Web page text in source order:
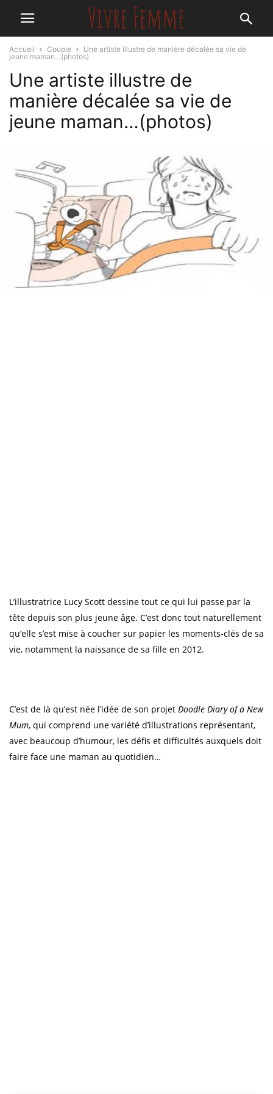
Accueil Couple
Une artiste illustre de manière décalée sa vie de
jeune maman…(photos)
Une artiste illustre de
manière décalée sa vie de
jeune maman…(photos)
L’illustratrice Lucy Scott dessine tout ce qui lui passe par la
tête depuis son plus jeune âge. C’est donc tout naturellement
qu’elle s’est mise à coucher sur papier les moments-clés de sa
vie, notamment la naissance de sa fille en 2012.
C’est de là qu’est née l’idée de son projet Doodle Diary of a New
Mum, qui comprend une variété d’illustrations représentant,
avec beaucoup d’humour, les défis et difficultés auxquels doit
faire face une maman au quotidien…